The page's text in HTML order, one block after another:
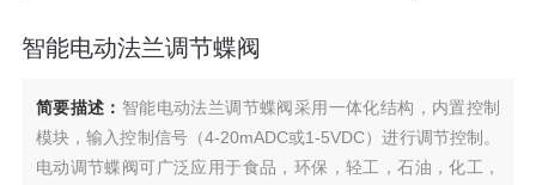
智能电动法兰调节蝶阀
简要描述： 智能电动法兰调节蝶阀采用一体化结构，内置控制
模块，输入控制信号（4-20mADC或1-5VDC）进行调节控制。
电动调节蝶阀可广泛应用于食品，环保，轻工，石油，化工，